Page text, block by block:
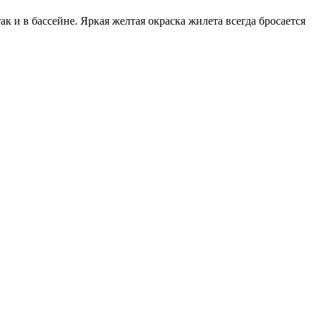
в бассейне. Яркая желтая окраска жилета всегда бросается